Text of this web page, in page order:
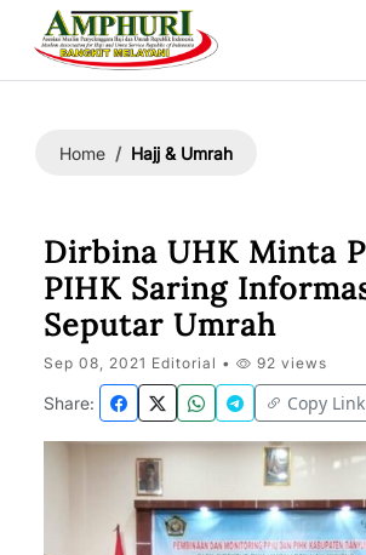
Home Hajj & Umrah
Dirbina UHK Minta
PIHK Saring
Seputar Umrah
Sep 08, 2021 Editorial • 92 views
Share: Copy Link